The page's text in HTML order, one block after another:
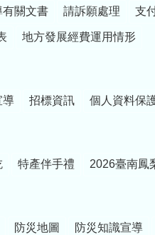
有關文書 請訴願處理 支
地方發展經費運用情形
導 招標資訊 個人資料保
特產伴手禮 2026臺南鳳
防災地圖 防災知識宣導